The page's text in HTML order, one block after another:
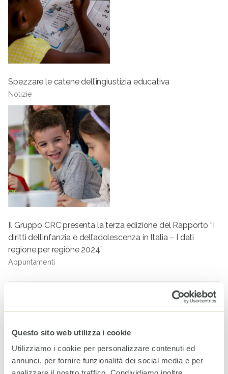
Questo sito web utilizza i cookie
Utilizziamo i cookie per personalizzare contenuti ed
annunci, per fornire funzionalità dei social media e per
Spezzare le catene dell’ingiustizia educativa
Notizie
Il Gruppo CRC presenta la terza edizione del Rapporto “I
diritti dell’infanzia e dell’adolescenza in Italia – I dati
regione per regione 2024”
Appuntamenti
ARTICOLI CORRELATI
CESVI a sostegno dei più